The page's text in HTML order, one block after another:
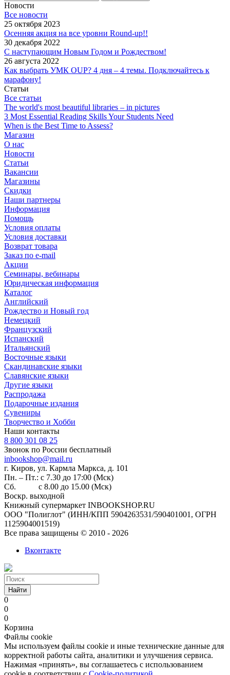
Новости
Все новости
25 октября 2023
Осенняя акция на все уровни Round-up!!
30 декабря 2022
С наступающим Новым Годом и Рождеством!
26 августа 2022
Как выбрать УМК OUP? 4 дня – 4 темы. Подключайтесь к
марафону!
Статьи
Все статьи
The world's most beautiful libraries – in pictures
3 Most Essential Reading Skills Your Students Need
When is the Best Time to Assess?
Магазин
О нас
Новости
Статьи
Вакансии
Магазины
Скидки
Наши партнеры
Информация
Помощь
Условия оплаты
Условия доставки
Возврат товара
Заказ по e-mail
Акции
Семинары, вебинары
Юридическая информация
Каталог
Английский
Рождество и Новый год
Немецкий
Французский
Испанский
Итальянский
Восточные языки
Скандинавские языки
Славянские языки
Другие языки
Распродажа
Подарочные издания
Сувениры
Творчество и Хобби
Наши контакты
8 800 301 08 25
Звонок по России бесплатный
inbookshop@mail.ru
г. Киров, ул. Кармла Маркса, д. 101
Пн. – Пт.: с 7.30 до 17:00 (Мск)
Сб. с 8.00 до 15.00 (Мск)
Воскр. выходной
Книжный супермаркет INBOOKSHOP.RU
ООО "Полиглот" (ИНН/КПП 5904263531/590401001, ОГРН
1125904001519)
Все права защищены © 2010 - 2026
Вконтакте
Найти
0
0
0
Корзина
Файлы cookie
Мы используем файлы cookie и иные технические данные для
корректной работы сайта, аналитики и улучшения сервиса.
Нажимая «принять», вы соглашаетесь с использованием